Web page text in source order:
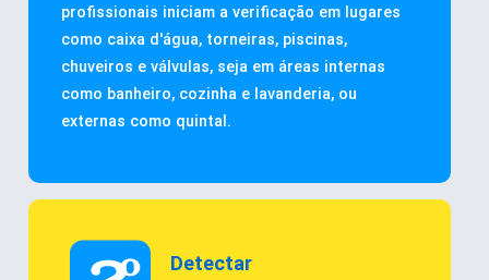
profissionais iniciam a verificação em lugares
como caixa d'água, torneiras, piscinas,
chuveiros e válvulas, seja em áreas internas
como banheiro, cozinha e lavanderia, ou
externas como quintal.
Detectar